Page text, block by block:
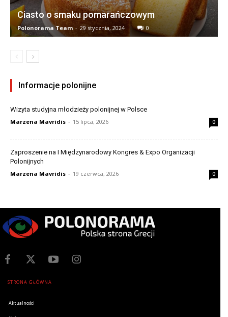
Ciasto o smaku pomarańczowym
Polonorama Team - 29 stycznia, 2024 0
Informacje polonijne
Wizyta studyjna młodzieży polonijnej w Polsce
Marzena Mavridis - 15 lipca, 2026 0
Zaproszenie na I Międzynarodowy Kongres & Expo Organizacji
Polonijnych
Marzena Mavridis - 19 czerwca, 2026 0
STRONA GŁÓWNA
Aktualności